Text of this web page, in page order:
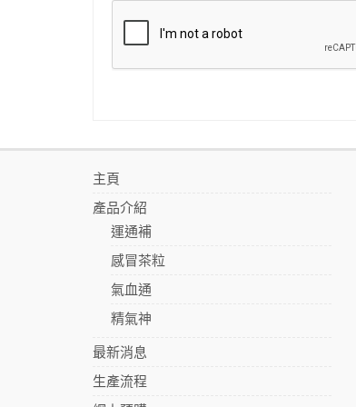
主頁
產品介紹
運通補
感冒茶粒
氣血通
精氣神
最新消息
生產流程